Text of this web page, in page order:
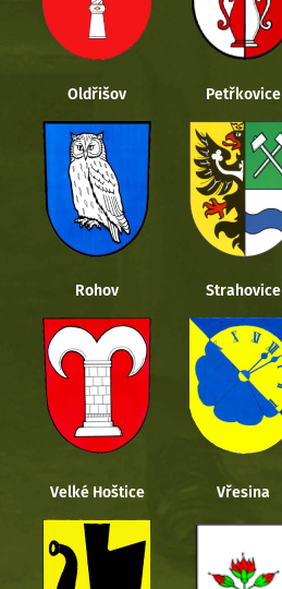
Oldřišov Petřkovice
Rohov Strahovice
Velké Hoštice Vřesina